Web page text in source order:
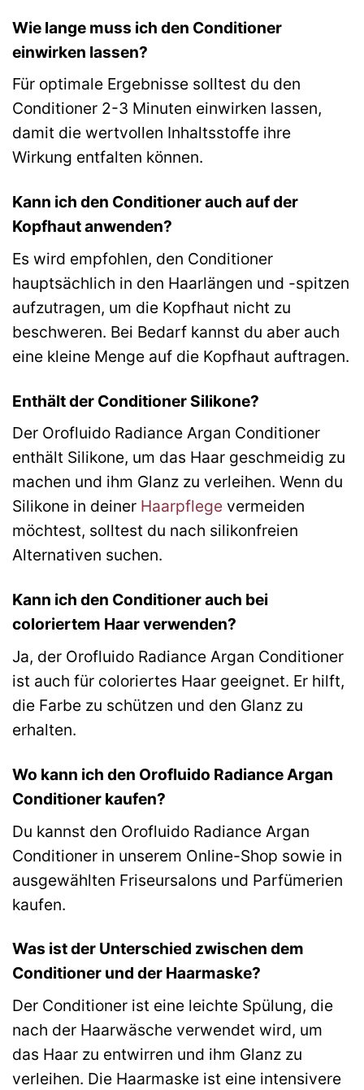
Wie lange muss ich den Conditioner
einwirken lassen?
Für optimale Ergebnisse solltest du den
Conditioner 2-3 Minuten einwirken lassen,
damit die wertvollen Inhaltsstoffe ihre
Wirkung entfalten können.
Kann ich den Conditioner auch auf der
Kopfhaut anwenden?
Es wird empfohlen, den Conditioner
hauptsächlich in den Haarlängen und -spitzen
aufzutragen, um die Kopfhaut nicht zu
beschweren. Bei Bedarf kannst du aber auch
eine kleine Menge auf die Kopfhaut auftragen.
Enthält der Conditioner Silikone?
Der Orofluido Radiance Argan Conditioner
enthält Silikone, um das Haar geschmeidig zu
machen und ihm Glanz zu verleihen. Wenn du
Silikone in deiner Haarpflege vermeiden
möchtest, solltest du nach silikonfreien
Alternativen suchen.
Kann ich den Conditioner auch bei
coloriertem Haar verwenden?
Ja, der Orofluido Radiance Argan Conditioner
ist auch für coloriertes Haar geeignet. Er hilft,
die Farbe zu schützen und den Glanz zu
erhalten.
Wo kann ich den Orofluido Radiance Argan
Conditioner kaufen?
Du kannst den Orofluido Radiance Argan
Conditioner in unserem Online-Shop sowie in
ausgewählten Friseursalons und Parfümerien
kaufen.
Was ist der Unterschied zwischen dem
Conditioner und der Haarmaske?
Der Conditioner ist eine leichte Spülung, die
nach der Haarwäsche verwendet wird, um
das Haar zu entwirren und ihm Glanz zu
verleihen. Die Haarmaske ist eine intensivere